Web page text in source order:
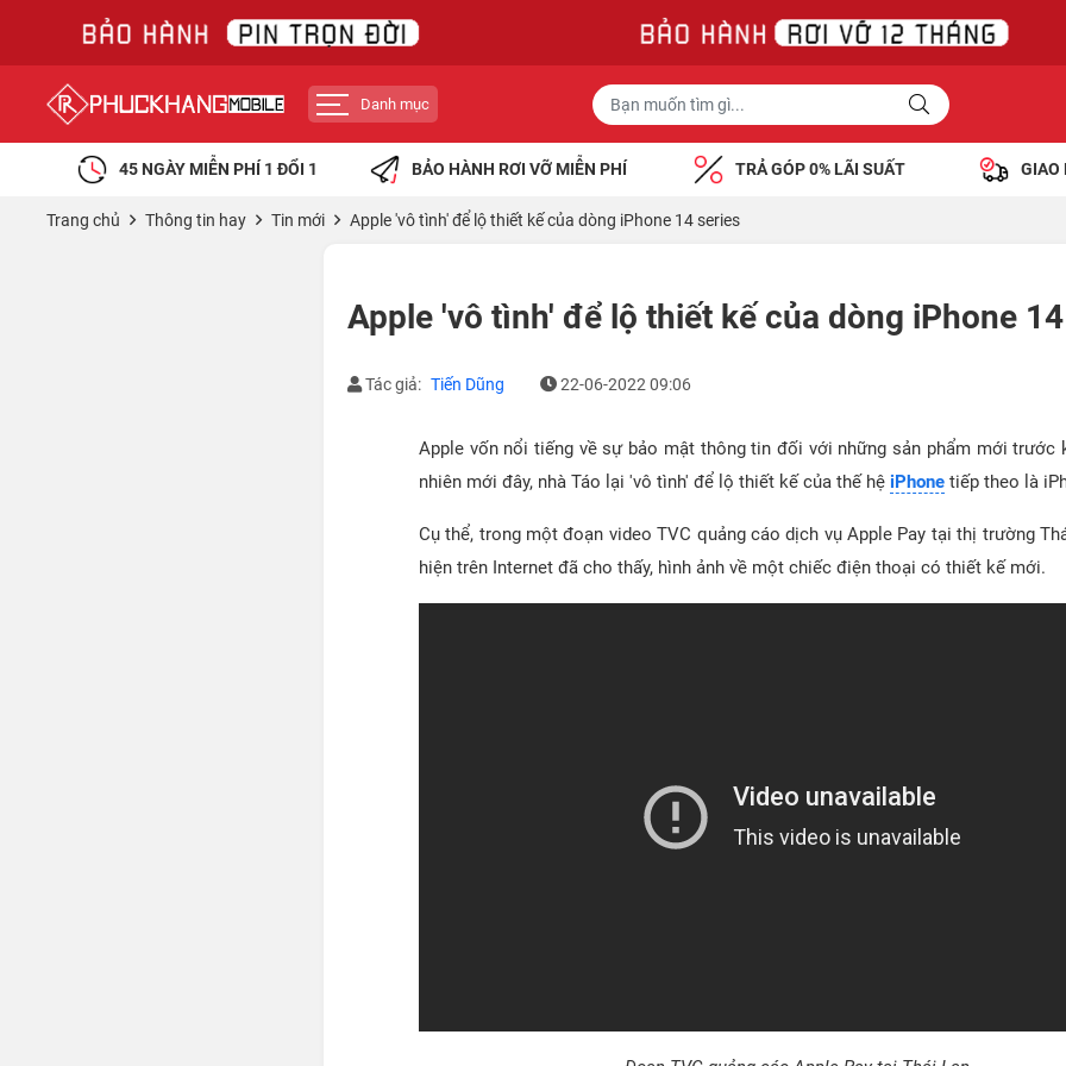
Danh mục
45 NGÀY MIỄN PHÍ 1 ĐỔI 1 BẢO HÀNH RƠI VỠ MIỄN PHÍ TRẢ GÓP 0% LÃI SUẤT GIAO
Trang chủ Thông tin hay Tin mới Apple 'vô tình' để lộ thiết kế của dòng iPhone 14 series
Apple 'vô tình' để lộ thiết kế của dòng iPhone
Tác giả: Tiến Dũng 22-06-2022 09:06
Apple vốn nổi tiếng về sự bảo mật thông tin đối với những sản phẩm mới trước
nhiên mới đây, nhà Táo lại 'vô tình' để lộ thiết kế của thế hệ iPhone tiếp theo là
Cụ thể, trong một đoạn video TVC quảng cáo dịch vụ Apple Pay tại thị trường
hiện trên Internet đã cho thấy, hình ảnh về một chiếc điện thoại có thiết kế mới.